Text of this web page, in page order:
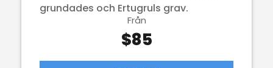
grundades och Ertugruls grav.
Från
$85